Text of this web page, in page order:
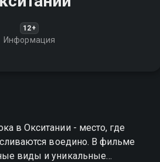
12+
Информация
в Окситании - место, где
воедино. В фильме
виды и уникальные